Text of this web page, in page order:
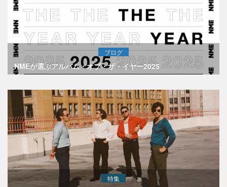
ブログ
NMEが選ぶアルバム・オブ・ザ・イヤー2025
特集